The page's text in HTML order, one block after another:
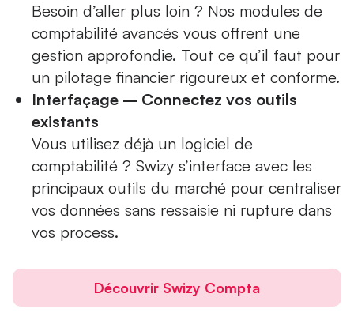
Besoin d’aller plus loin ? Nos modules de
comptabilité avancés vous offrent une
gestion approfondie. Tout ce qu’il faut pour
un pilotage financier rigoureux et conforme.
Interfaçage – Connectez vos outils
existants
Vous utilisez déjà un logiciel de
comptabilité ? Swizy s’interface avec les
principaux outils du marché pour centraliser
vos données sans ressaisie ni rupture dans
vos process.
Découvrir Swizy Compta